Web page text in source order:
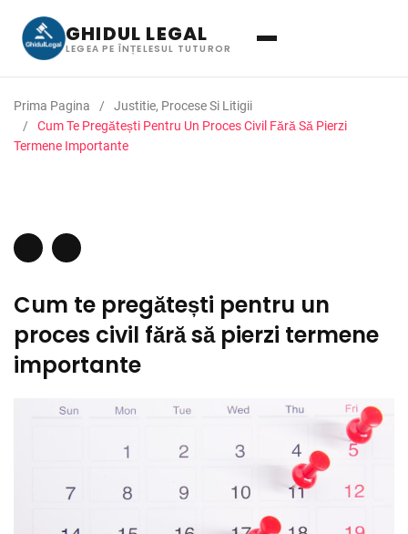
GHIDUL LEGAL
LEGEA PE ÎNȚELESUL TUTUROR
Prima Pagina
Justitie, Procese Si Litigii
Cum Te Pregătești Pentru Un Proces Civil Fără Să Pierzi
Termene Importante
Cum te pregătești pentru un
proces civil fără să pierzi termene
importante